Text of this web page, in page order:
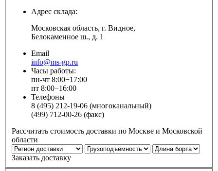
Адрес склада:
Московская область, г. Видное,
Белокаменное ш., д. 1
Email
info@ms-gp.ru
Часы работы:
пн-чт 8:00−17:00
пт 8:00−16:00
Телефоны
8 (495) 212-19-06 (многоканальный)
(499) 712-00-26 (факс)
Рассчитать стоимость доставки по Москве и Московской
области
Заказать доставку